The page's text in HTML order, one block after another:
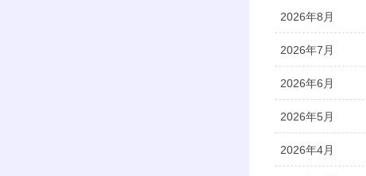
2026年8月
2026年7月
2026年6月
2026年5月
2026年4月